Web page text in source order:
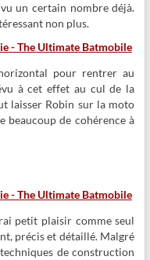
un certain nombre déjà.
non plus.
pour rentrer au
à cet effet au cul de la
laisser Robin sur la moto
beaucoup de cohérence à
petit plaisir comme seul
précis et détaillé. Malgré
de construction